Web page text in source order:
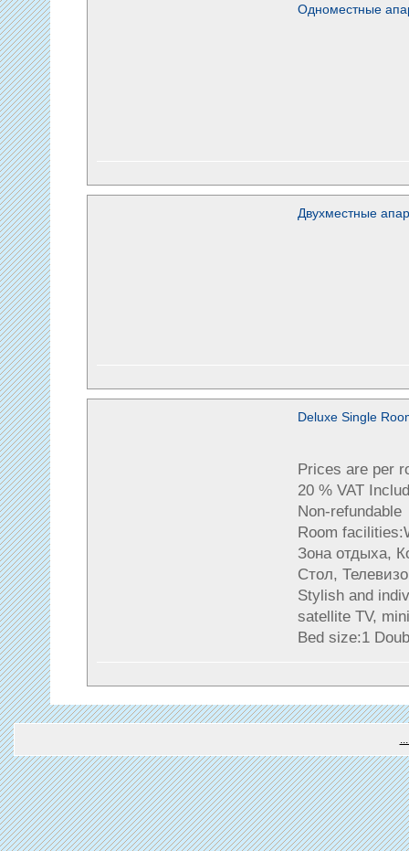
Одноместные
Двухместные
Deluxe Single
Prices are per
20 % VAT
Non-refundable
Room
Зона отдыха,
Стол,
Stylish and
satellite TV,
Bed size:1